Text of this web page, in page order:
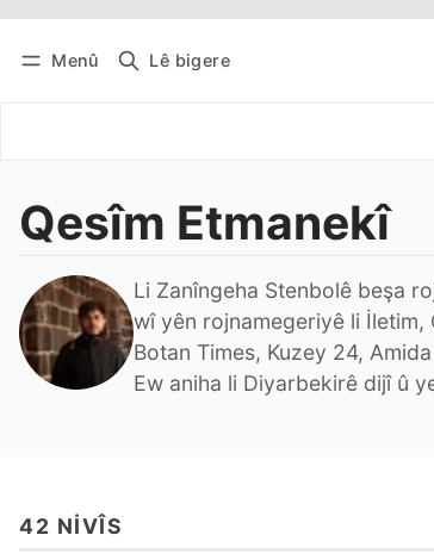
Menû Lê bigere
Têkevê Bûltena belaş bistîne
Qesîm Etmanekî
Li Zanîngeha Stenbolê beşa
wî yên rojnamegeriyê li İletim,
Botan Times, Kuzey 24,
Ew aniha li Diyarbekirê dijî û
42 NIVÎS